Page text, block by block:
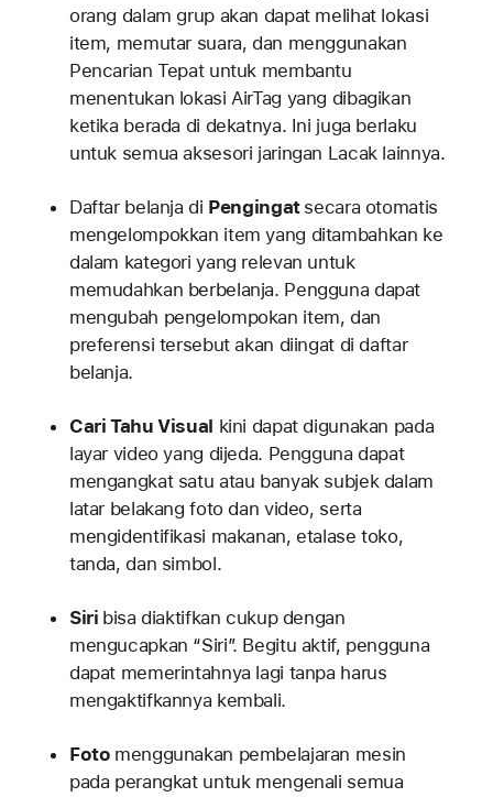
orang dalam grup akan dapat melihat lokasi
item, memutar suara, dan menggunakan
Pencarian Tepat untuk membantu
menentukan lokasi AirTag yang dibagikan
ketika berada di dekatnya. Ini juga berlaku
untuk semua aksesori jaringan Lacak lainnya.
Daftar belanja di Pengingat secara otomatis
mengelompokkan item yang ditambahkan ke
dalam kategori yang relevan untuk
memudahkan berbelanja. Pengguna dapat
mengubah pengelompokan item, dan
preferensi tersebut akan diingat di daftar
belanja.
Cari Tahu Visual kini dapat digunakan pada
layar video yang dijeda. Pengguna dapat
mengangkat satu atau banyak subjek dalam
latar belakang foto dan video, serta
mengidentifikasi makanan, etalase toko,
tanda, dan simbol.
Siri bisa diaktifkan cukup dengan
mengucapkan “Siri”. Begitu aktif, pengguna
dapat memerintahnya lagi tanpa harus
mengaktifkannya kembali.
Foto menggunakan pembelajaran mesin
pada perangkat untuk mengenali semua